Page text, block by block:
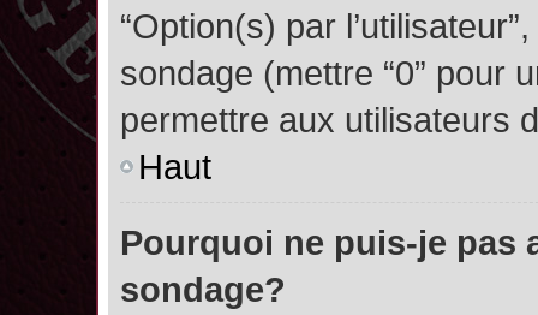
“Option(s) par
sondage (mettre “0” pour
permettre aux utilisateurs
Haut
Pourquoi ne puis-je pas
sondage?